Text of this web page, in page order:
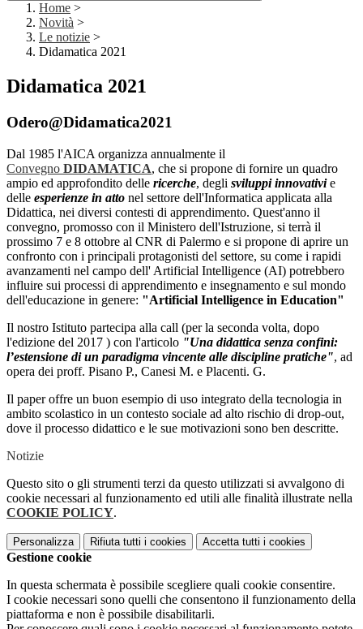
Home >
Novità >
Le notizie >
Didamatica 2021
Didamatica 2021
Odero@Didamatica2021
Dal 1985 l'AICA organizza annualmente il
Convegno DIDAMATICA, che si propone di fornire un quadro
ampio ed approfondito delle ricerche, degli sviluppi innovativie
delle esperienze in atto nel settore dell'Informatica applicata alla
Didattica, nei diversi contesti di apprendimento. Quest'anno il
convegno, promosso con il Ministero dell'Istruzione, si terrà il
prossimo 7 e 8 ottobre al CNR di Palermo e si propone di aprire un
confronto con i principali protagonisti del settore, su come i rapidi
avanzamenti nel campo dell' Artificial Intelligence (AI) potrebbero
influire sui processi di apprendimento e insegnamento e sul mondo
dell'educazione in genere: "Artificial Intelligence in Education"
Il nostro Istituto partecipa alla call (per la seconda volta, dopo
l'edizione del 2017 ) con l'articolo "Una didattica senza confini:
l’estensione di un paradigma vincente alle discipline pratiche", ad
opera dei proff. Pisano P., Canesi M. e Placenti. G.
Il paper offre un buon esempio di uso integrato della tecnologia in
ambito scolastico in un contesto sociale ad alto rischio di drop-out,
dove il processo didattico e le sue motivazioni sono ben descritte.
Notizie
Questo sito o gli strumenti terzi da questo utilizzati si avvalgono di
cookie necessari al funzionamento ed utili alle finalità illustrate nella
COOKIE POLICY.
Personalizza Rifiuta tutti i cookies Accetta tutti i cookies
Gestione cookie
In questa schermata è possibile scegliere quali cookie consentire.
I cookie necessari sono quelli che consentono il funzionamento della
piattaforma e non è possibile disabilitarli.